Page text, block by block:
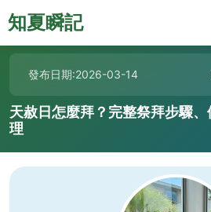
知夏瞬記
發布日期:2026-03-14
天赦日怎麼拜？完整祭拜步驟
理